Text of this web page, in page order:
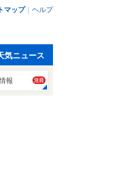
マップ｜ ヘルプ
気ニュース
報 注目